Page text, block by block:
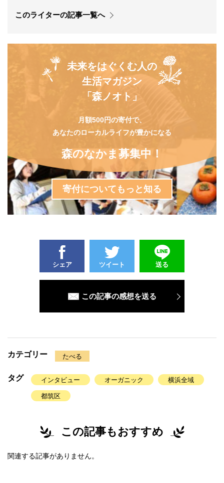
このライターの記事一覧へ
未来をはぐくむ人の
生活マガジン
「森ノオト」
月額500円の寄付で、
あなたのローカルライフが豊かになる
森のなかま募集中！
寄付についてもっと知る
シェア ツイート 送る
この記事の感想を送る
カテゴリー たべる
タグ インタビュー オーガニック 横浜全域
都筑区
この記事もおすすめ
関連する記事がありません。